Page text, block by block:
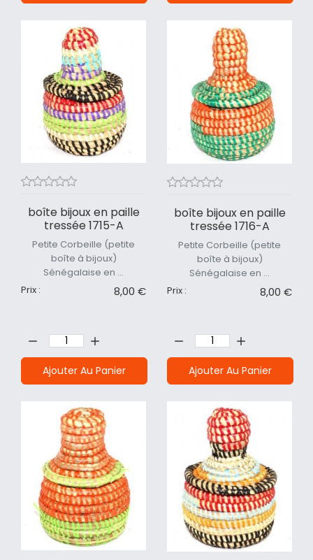
boîte bijoux en paille
tressée 1715-A
Petite Corbeille (petite
boîte à bijoux)
Sénégalaise en ...
Prix :
8,00 €
Ajouter Au Panier
boîte bijoux en paille
tressée 1716-A
Petite Corbeille (petite
boîte à bijoux)
Sénégalaise en ...
Prix :
8,00 €
Ajouter Au Panier